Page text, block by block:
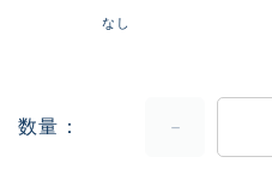
なし
数量